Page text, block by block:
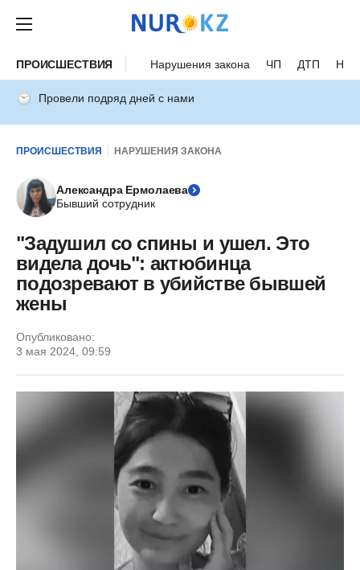
ПРОИСШЕСТВИЯ Нарушения закона ЧП ДТП
Провели подряд дней с нами
ПРОИСШЕСТВИЯ НАРУШЕНИЯ ЗАКОНА
Александра Ермолаева
Бывший сотрудник
"Задушил со спины и ушел. Это
видела дочь": актюбинца
подозревают в убийстве бывшей
жены
Опубликовано:
3 мая 2024, 09:59